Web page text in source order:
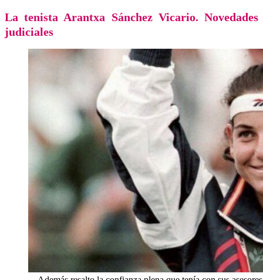
La tenista Arantxa Sánchez Vicario. Novedades
judiciales